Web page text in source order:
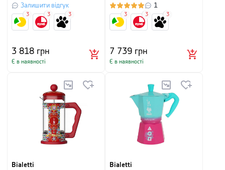
Залишити відгук
3 818 грн
Є в наявності
3 3 3
1
7 739 грн
Є в наявності
3 3 3
Bialetti
Bialetti